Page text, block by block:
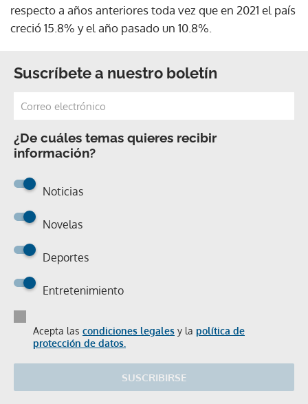
respecto a años anteriores toda vez que en 2021 el país
creció 15.8% y el año pasado un 10.8%.
Suscríbete a nuestro boletín
¿De cuáles temas quieres recibir
información?
Noticias
Novelas
Deportes
Entretenimiento
Acepta las condiciones legales y la política de
protección de datos.
SUSCRIBIRSE